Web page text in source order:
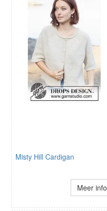
Misty Hill Cardigan
Meer info